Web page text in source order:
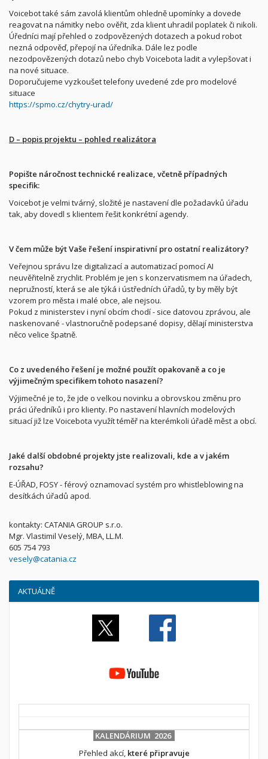
Voicebot také sám zavolá klientům ohledně upomínky a dovede
reagovat na námitky nebo ověřit, zda klient uhradil poplatek či nikoli.
Úředníci mají přehled o zodpovězených dotazech a pokud robot
nezná odpověď, přepojí na úředníka. Dále lez podle
nezodpovězených dotazů nebo chyb Voicebota ladit a vylepšovat i
na nové situace.
Doporučujeme vyzkoušet telefony uvedené zde pro modelové
situace
https://spmo.cz/chytry-urad/
D – popis projektu – pohled realizátora
Popište náročnost technické realizace, včetně případných
specifik:
Voicebot je velmi tvárný, složité je nastavení dle požadavků úřadu
tak, aby dovedl s klientem řešit konkrétní agendy.
V čem může být Vaše řešení inspirativní pro ostatní realizátory?
Veřejnou správu lze digitalizací a automatizací pomocí AI
neuvěřitelně zrychlit. Problém je jen s konzervatismem na úřadech,
nepružností, která se ale týká i ústředních úřadů, ty by měly být
vzorem pro města i malé obce, ale nejsou.
Pokud z ministerstev i nyní obcím chodí - sice datovou zprávou, ale
naskenované - vlastnoručně podepsané dopisy, dělají ministerstva
něco velice špatně.
Co z uvedeného řešení je možné použít opakovaně a co je
výjimečným specifikem tohoto nasazení?
Výjimečné je to, že jde o velkou novinku a obrovskou změnu pro
práci úředníků i pro klienty. Po nastavení hlavních modelových
situací již lze Voicebota využít téměř na kterémkoli úřadě měst a obcí.
Jaké další obdobné projekty jste realizovali, kde a v jakém
rozsahu?
E-ÚŘAD, FOSY - férový oznamovací systém pro whistleblowing na
desítkách úřadů apod.
kontakty: CATANIA GROUP s.r.o.
Mgr. Vlastimil Veselý, MBA, LL.M.
605 754 793
vesely@catania.cz
AKTUÁLNĚ
KALENDÁRIUM 2026
Přehled akcí, které připravuje